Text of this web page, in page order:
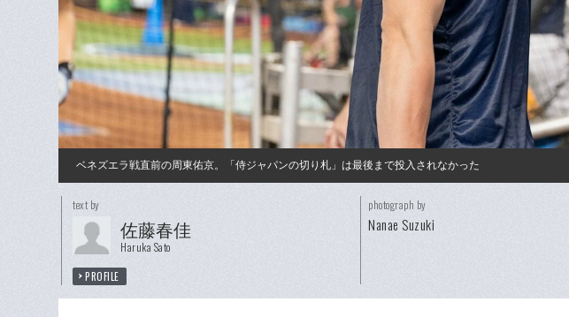
ベネズエラ戦直前の周東佑京。「侍ジャパンの切り札」は最後まで投入されなかった
text by
佐藤春佳
Haruka Sato
PROFILE
photograph by
Nanae Suzuki